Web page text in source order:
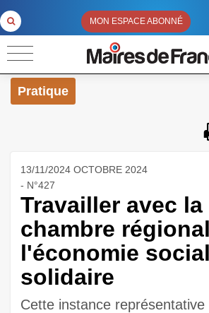
MON ESPACE ABONNÉ
Pratique
13/11/2024 OCTOBRE 2024
- N°427
Travailler avec la
chambre
l'économie
solidaire
Cette instance